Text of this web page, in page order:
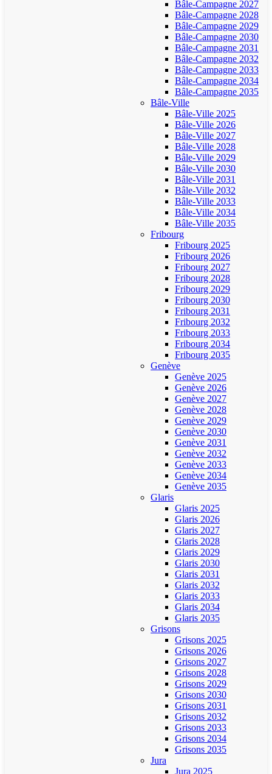
Bâle-Campagne 2027
Bâle-Campagne 2028
Bâle-Campagne 2029
Bâle-Campagne 2030
Bâle-Campagne 2031
Bâle-Campagne 2032
Bâle-Campagne 2033
Bâle-Campagne 2034
Bâle-Campagne 2035
Bâle-Ville
Bâle-Ville 2025
Bâle-Ville 2026
Bâle-Ville 2027
Bâle-Ville 2028
Bâle-Ville 2029
Bâle-Ville 2030
Bâle-Ville 2031
Bâle-Ville 2032
Bâle-Ville 2033
Bâle-Ville 2034
Bâle-Ville 2035
Fribourg
Fribourg 2025
Fribourg 2026
Fribourg 2027
Fribourg 2028
Fribourg 2029
Fribourg 2030
Fribourg 2031
Fribourg 2032
Fribourg 2033
Fribourg 2034
Fribourg 2035
Genève
Genève 2025
Genève 2026
Genève 2027
Genève 2028
Genève 2029
Genève 2030
Genève 2031
Genève 2032
Genève 2033
Genève 2034
Genève 2035
Glaris
Glaris 2025
Glaris 2026
Glaris 2027
Glaris 2028
Glaris 2029
Glaris 2030
Glaris 2031
Glaris 2032
Glaris 2033
Glaris 2034
Glaris 2035
Grisons
Grisons 2025
Grisons 2026
Grisons 2027
Grisons 2028
Grisons 2029
Grisons 2030
Grisons 2031
Grisons 2032
Grisons 2033
Grisons 2034
Grisons 2035
Jura
Jura 2025